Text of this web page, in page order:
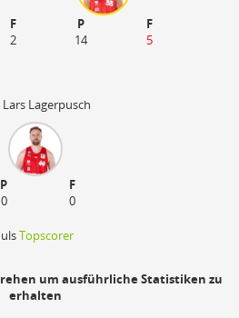
F
2
P
F
14
5
Lagerpusch
P
F
0
0
Topscorer
um ausführliche Statistiken zu
erhalten